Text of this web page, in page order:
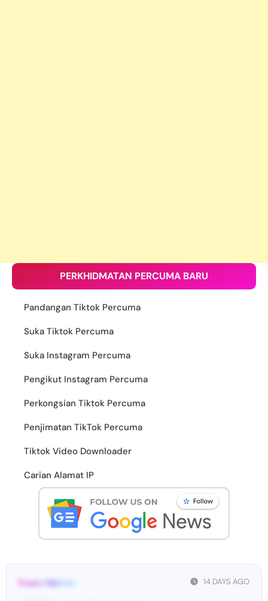
PERKHIDMATAN PERCUMA BARU
Pandangan Tiktok Percuma
Suka Tiktok Percuma
Suka Instagram Percuma
Pengikut Instagram Percuma
Perkongsian Tiktok Percuma
Penjimatan TikTok Percuma
Tiktok Video Downloader
Carian Alamat IP
14 DAYS AGO
From: FAC•••••